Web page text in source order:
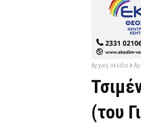
Αρχική σελίδα
(του